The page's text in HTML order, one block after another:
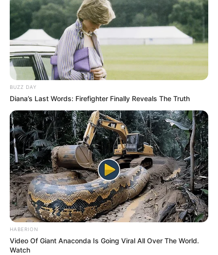
BUZZ DAY
Diana’s Last Words: Firefighter Finally Reveals The Truth
HABERION
Video Of Giant Anaconda Is Going Viral All Over The World.
Watch